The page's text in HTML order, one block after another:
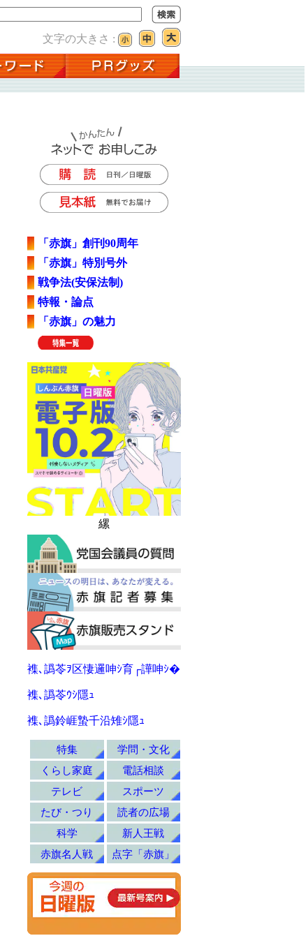
文字の大きさ :
「赤旗」創刊90周年
「赤旗」特別号外
戦争法(安保法制)
特報・論点
「赤旗」の魅力
縲
襍､譌苓ｦ区悽邏呻ｼ育┌譁呻ｼ�
襍､譌苓ｳｼ隱ｭ
襍､譌鈴崕蟄千沿雉ｼ隱ｭ
特集
学問・文化
くらし家庭
電話相談
テレビ
スポーツ
たび・つり
読者の広場
科学
新人王戦
赤旗名人戦
点字「赤旗」